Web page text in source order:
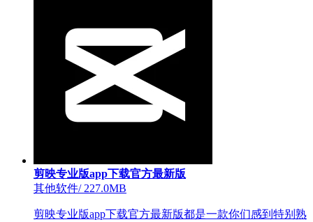
剪映专业版app下载官方最新版
其他软件/227.0MB
剪映专业版app下载官方最新版都是一款你们感到特别熟